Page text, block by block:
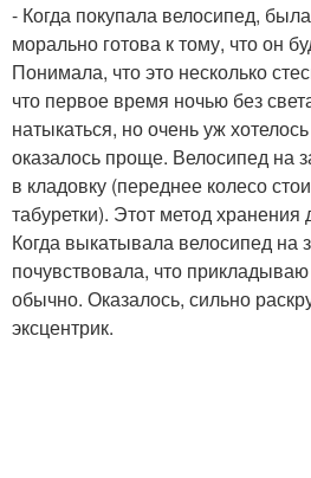
- Когда покупала велосипед,
морально готова к тому, что он
Понимала, что это несколько
что первое время ночью без
натыкаться, но очень уж
оказалось проще. Велосипед на
в кладовку (переднее колесо
табуретки). Этот метод
Когда выкатывала велосипед на
почувствовала, что
обычно. Оказалось, сильно
эксцентрик.